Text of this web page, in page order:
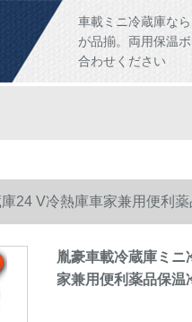
車載ミニ冷蔵庫な
が品揃。両用保温
合わせください
24 V冷熱庫車家兼用便利
胤豪車載冷蔵庫ミ
家兼用便利薬品保温